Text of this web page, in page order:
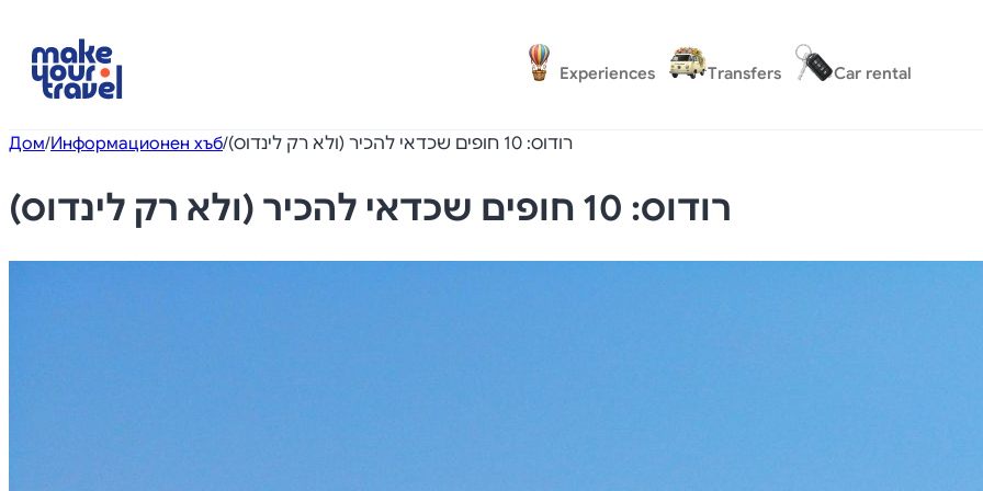
Experiences Transfers Car rental
Дом/Информационен хъб/ רודוס: 10 חופים שכדאי להכיר (ולא רק לינדוס)
רודוס: 10 חופים שכדאי להכיר (ולא רק לינדוס)